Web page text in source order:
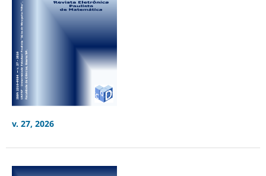
v. 27, 2026